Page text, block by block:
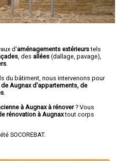
d'aménagements extérieurstels
, des allées (dallage, pavage),
du bâtiment, nous intervenons pour
Augnax d'appartements, de
à Augnax à rénover? Vous
rénovation à Augnaxtout corps
SOCOREBAT.